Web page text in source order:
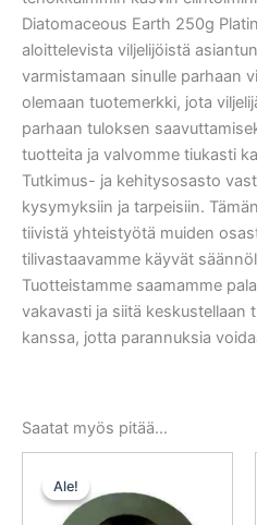
Diatomaceous Earth 250g
aloittelevista viljelijöistä
varmistamaan sinulle parhaan
olemaan tuotemerkki, jota
parhaan tuloksen
tuotteita ja valvomme tiukasti
Tutkimus- ja kehitysosasto
kysymyksiin ja tarpeisiin.
tiivistä yhteistyötä muiden
tilivastaavamme käyvät
Tuotteistamme saamamme
vakavasti ja siitä
kanssa, jotta parannuksia
Saatat myös pitää...
Ale!
Ale!
oli:
14,50 €.
on:
13,78 €.